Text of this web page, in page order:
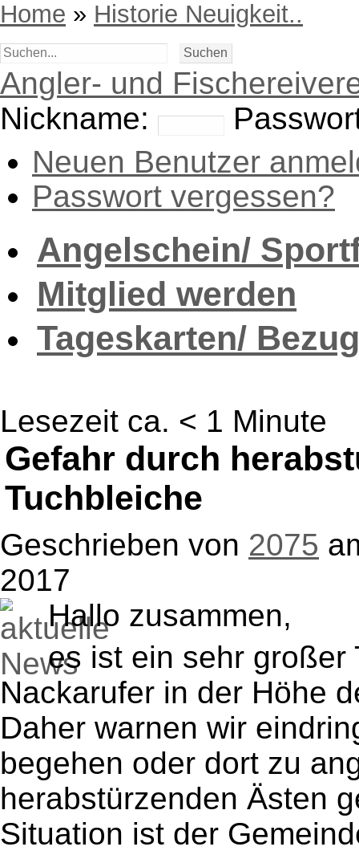
Home » Historie Neuigkeit..
Angler- und
Nickname:
Neuen Benutzer
Passwort vergessen?
Angelschein/
Mitglied werden
Tageskarten/
Lesezeit ca. < 1 Minute
Gefahr durch
Tuchbleiche
Geschrieben von 2075
2017
Hallo zusammen,
es ist ein sehr großer
Nackarufer in der Höhe
Daher warnen wir
begehen oder dort zu
herabstürzenden Ästen
Situation ist der